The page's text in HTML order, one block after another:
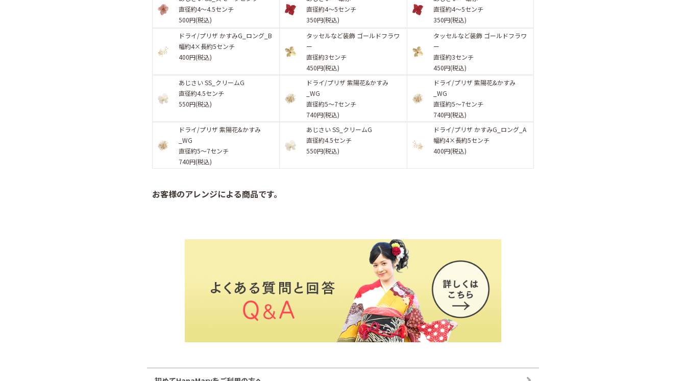
直径約4〜4.5センチ
500円(税込)
直径約4〜5センチ
350円(税込)
直径約4〜5センチ
350円(税込)
ドライ/プリザ かすみG_ロング_B
幅約4×長約5センチ
400円(税込)
タッセルなど装飾 ゴールドフラワ
ー
直径約3センチ
450円(税込)
タッセルなど装飾 ゴールドフラワ
ー
直径約3センチ
450円(税込)
あじさい SS_クリームG
直径約4.5センチ
550円(税込)
ドライ/プリザ 紫陽花&かすみ
_WG
直径約5〜7センチ
740円(税込)
ドライ/プリザ 紫陽花&かすみ
_WG
直径約5〜7センチ
740円(税込)
ドライ/プリザ 紫陽花&かすみ
_WG
直径約5〜7センチ
740円(税込)
あじさい SS_クリームG
直径約4.5センチ
550円(税込)
ドライ/プリザ かすみG_ロング_A
幅約4×長約5センチ
400円(税込)
お客様のアレンジによる商品です。